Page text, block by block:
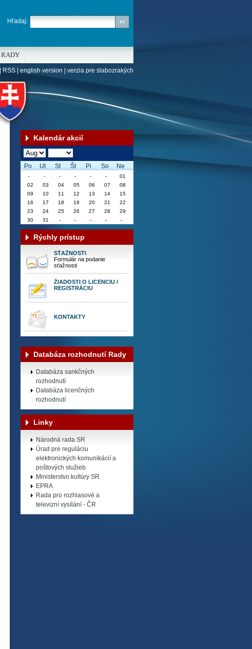
Kalendár akcií
Po Ut St Št Pi So Ne
Rýchly prístup
SŤAŽNOSTI
Formulár na podanie
sťažnosti
ŽIADOSTI O LICENCIU /
REGISTRÁCIU
KONTAKTY
Databáza rozhodnutí Rady
Databáza sankčných
rozhodnutí
Databáza licenčných
rozhodnutí
Linky
Národná rada SR
Úrad pre reguláciu
elektronických komunikácií a
poštových služieb
Ministerstvo kultúry SR
EPRA
Rada pro rozhlasové a
televizní vysílání - ČR
Hľadaj:
RSS| english version verzia pre slabozrakých